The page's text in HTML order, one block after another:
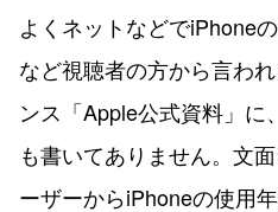
よくネットなどでiPhone
など視聴者の方から言わ
ンス「Apple公式資料」に
も書いてありません。文
ーザーからiPhoneの使用